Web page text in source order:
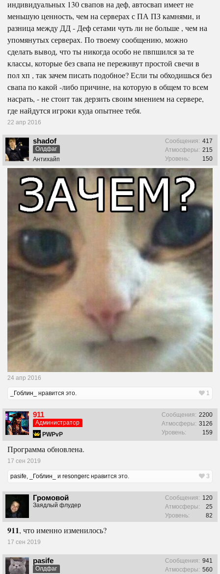
индивидуальных 130 свапов на деф, автосвап имеет не
меньшую ценность, чем на серверах с ПА ПЗ камнями, и
разница между ДД - Деф сетами чуть ли не больше , чем на
упомянутых серверах. По твоему сообщению, можно
сделать вывод, что ты никогда особо не пвпшился за те
классы, которые без свапа не переживут простой свечи в
пол хп , так зачем писать подобное? Если ты обходишься без
свапа по какой -либо причине, на которую в общем то всем
насрать, - не стоит так дерзить своим мнением на сервере,
где найдутся игроки куда опытнее тебя.
22 апр 2016
shadof
Олдфаг
Антихайп
Сообщения: 417
Атмосферы: 215
Уровень:
150
24 апр 2016
_Гоблин_ нравится это. 1
911
Администратор
PWPvP
Сообщения: 2200
Атмосферы: 3126
Уровень:
159
Программа обновлена.
17 сен 2019
pasife, _Гоблин_ и resongerc нравится это. 3
Громовой
Заядлый флудер
Сообщения: 120
Атмосферы:
25
Уровень:
82
911, что именно изменилось?
17 сен 2019
pasife
Олдфаг
Сообщения: 941
Атмосферы: 560